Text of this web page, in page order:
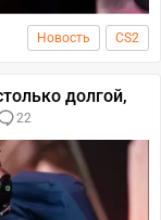
Новость CS2
долгой,
22